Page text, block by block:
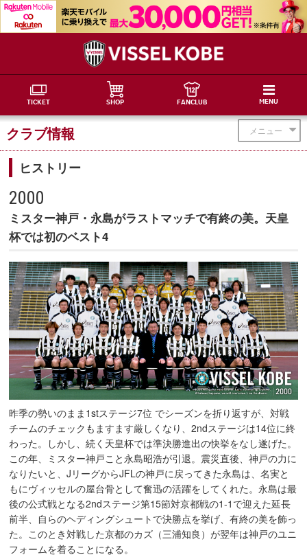
TICKET SHOP FANCLUB MENU
メニュー
クラブ情報
ヒストリー
2000
ミスター神戸・永島がラストマッチで有終の美。天皇
杯では初のベスト4
昨季の勢いのまま1stステージ7位 でシーズンを折り返すが、対戦
チームのチェックもますます厳しくなり、2ndステージは14位に終
わった。しかし、続く天皇杯では準決勝進出の快挙をなし遂げた。
この年、ミスター神戸こと永島昭浩が引退。震災直後、神戸の力に
なりたいと、JリーグからJFLの神戸に戻ってきた永島は、名実と
もにヴィッセルの屋台骨として奮迅の活躍をしてくれた。永島は最
後の公式戦となる2ndステージ第15節対京都戦の1-1で迎えた延長
前半、自らのヘディングシュートで決勝点を挙げ、有終の美を飾っ
た。このとき対戦した京都のカズ（三浦知良）が翌年は神戸のユニ
フォームを着ることになる。